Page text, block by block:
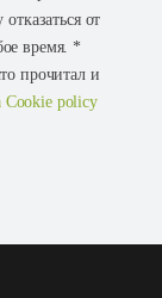
от
время. *
прочитал и
Cookie policy